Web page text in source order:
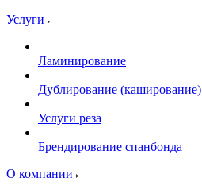
Услуги
Ламинирование
Дублирование (каширование)
Услуги реза
Брендирование спанбонда
О компании